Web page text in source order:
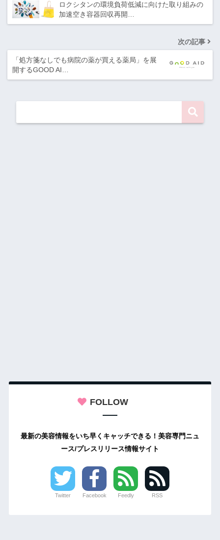
ロクシタンの環境負荷低減に向けた取り組みの
加速空き容器回収再開…
次の記事
「処方箋なしでも病院の薬が買える薬局」を展
開するGOOD AI…
FOLLOW
最新の美容情報をいち早くキャッチできる！美容専門ニュ
ース/プレスリリース情報サイト
Twitter Facebook Feedly RSS